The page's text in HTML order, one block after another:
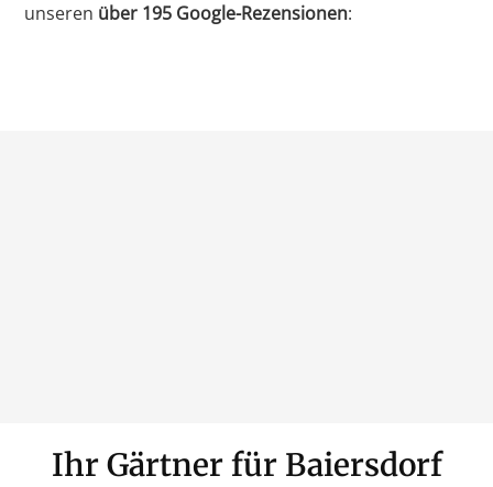
unseren über 195 Google-Rezensionen:
Ihr Gärtner für Baiersdorf